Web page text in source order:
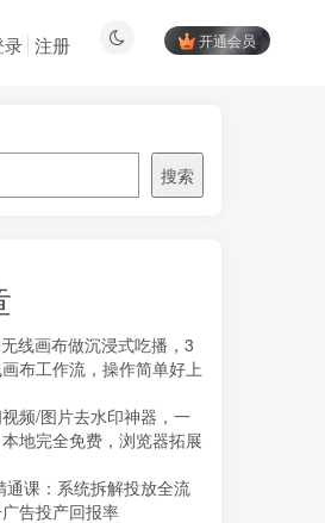
开通会员
录 注册
搜索
线画布做沉浸式吃播，3
布工作流，操作简单好上
频/图片去水印神器，一
地完全免费，浏览器拓展
课：系统拆解投放全流
告投产回报率